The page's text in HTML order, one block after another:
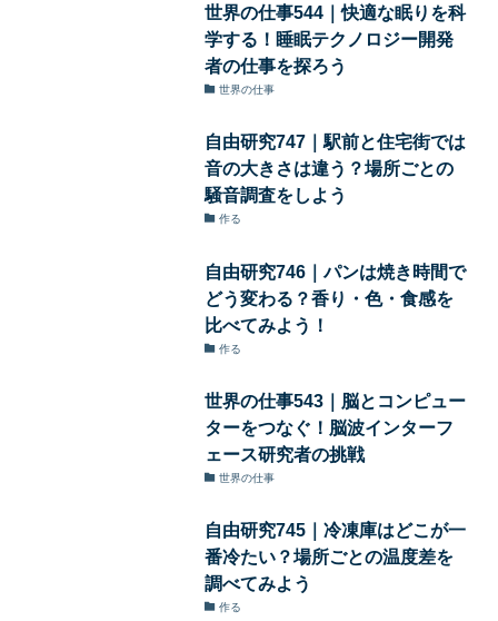
世界の仕事544｜快適な眠りを科
学する！睡眠テクノロジー開発
者の仕事を探ろう
世界の仕事
自由研究747｜駅前と住宅街では
音の大きさは違う？場所ごとの
騒音調査をしよう
作る
自由研究746｜パンは焼き時間で
どう変わる？香り・色・食感を
比べてみよう！
作る
世界の仕事543｜脳とコンピュー
ターをつなぐ！脳波インターフ
ェース研究者の挑戦
世界の仕事
自由研究745｜冷凍庫はどこが一
番冷たい？場所ごとの温度差を
調べてみよう
作る